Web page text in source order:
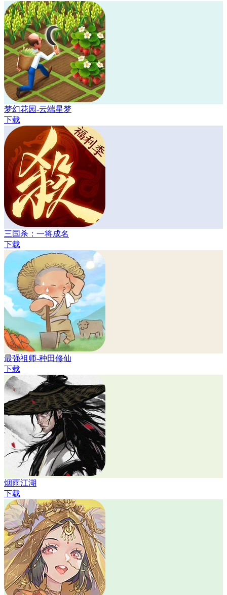
梦幻花园-云端星梦
下载
三国杀：一将成名
下载
最强祖师-种田修仙
下载
烟雨江湖
下载